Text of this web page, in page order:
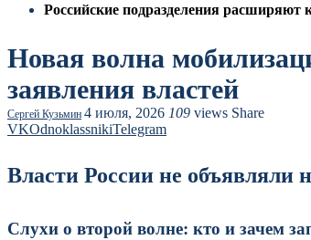
Российские подразделения расширяют
Новая волна
заявления властей
Сергей Кузьмин 4 июля, 2026 109 views Share
VKOdnoklassnikiTelegram
Власти России не объявляли
Слухи о второй волне: кто и зачем